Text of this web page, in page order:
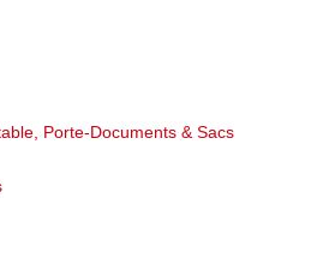
Porte-Documents & Sacs